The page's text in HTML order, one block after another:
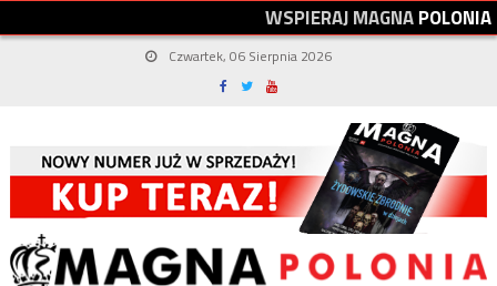
WSPIERAJMAGNAPOLONIA
Czwartek, 06 Sierpnia 2026